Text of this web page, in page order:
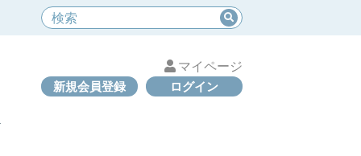
マイページ
ログイン
新規会員登録